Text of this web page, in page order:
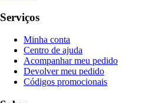
Serviços
Minha conta
Centro de ajuda
Acompanhar meu pedido
Devolver meu pedido
Códigos promocionais